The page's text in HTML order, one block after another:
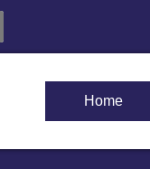
Home